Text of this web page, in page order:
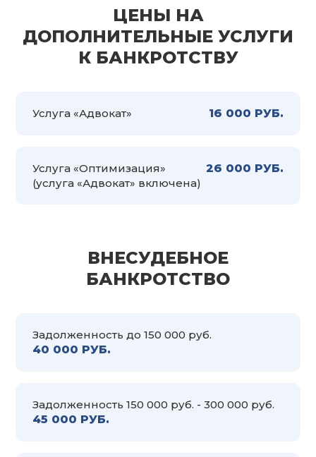
ЦЕНЫ НА
ДОПОЛНИТЕЛЬНЫЕ УСЛУГИ
К БАНКРОТСТВУ
Услуга «Адвокат» 16 000 РУБ.
Услуга «Оптимизация»
(услуга «Адвокат» включена)
26 000 РУБ.
ВНЕСУДЕБНОЕ
БАНКРОТСТВО
Задолженность до 150 000 руб.
40 000 РУБ.
Задолженность 150 000 руб. - 300 000 руб.
45 000 РУБ.